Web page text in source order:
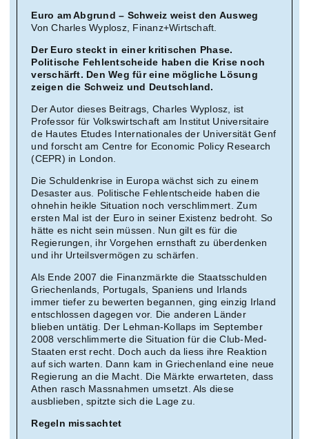
Euro am Abgrund – Schweiz weist den Ausweg
Von Charles Wyplosz, Finanz+Wirtschaft.
Der Euro steckt in einer kritischen Phase.
Politische Fehlentscheide haben die Krise noch
verschärft. Den Weg für eine mögliche Lösung
zeigen die Schweiz und Deutschland.
Der Autor dieses Beitrags, Charles Wyplosz, ist
Professor für Volkswirtschaft am Institut Universitaire
de Hautes Etudes Internationales der Universität Genf
und forscht am Centre for Economic Policy Research
(CEPR) in London.
Die Schuldenkrise in Europa wächst sich zu einem
Desaster aus. Politische Fehlentscheide haben die
ohnehin heikle Situation noch verschlimmert. Zum
ersten Mal ist der Euro in seiner Existenz bedroht. So
hätte es nicht sein müssen. Nun gilt es für die
Regierungen, ihr Vorgehen ernsthaft zu überdenken
und ihr Urteilsvermögen zu schärfen.
Als Ende 2007 die Finanzmärkte die Staatsschulden
Griechenlands, Portugals, Spaniens und Irlands
immer tiefer zu bewerten begannen, ging einzig Irland
entschlossen dagegen vor. Die anderen Länder
blieben untätig. Der Lehman-Kollaps im September
2008 verschlimmerte die Situation für die Club-Med-
Staaten erst recht. Doch auch da liess ihre Reaktion
auf sich warten. Dann kam in Griechenland eine neue
Regierung an die Macht. Die Märkte erwarteten, dass
Athen rasch Massnahmen umsetzt. Als diese
ausblieben, spitzte sich die Lage zu.
Regeln missachtet